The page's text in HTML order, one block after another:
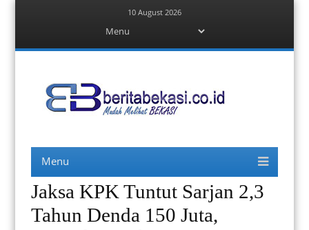
10 August 2026
content
Berita Bekasi
Menu
content
Jaksa KPK Tuntut Sarjan 2,3
Tahun Denda 150 Juta,